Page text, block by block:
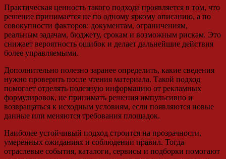
Практическая ценность такого подхода проявляется в том, что
решение принимается не по одному яркому описанию, а по
совокупности факторов: документам, ограничениям,
реальным задачам, бюджету, срокам и возможным рискам. Это
снижает вероятность ошибок и делает дальнейшие действия
более управляемыми.
Дополнительно полезно заранее определить, какие сведения
нужно проверить после чтения материала. Такой подход
помогает отделять полезную информацию от рекламных
формулировок, не принимать решения импульсивно и
возвращаться к исходным условиям, если появляются новые
данные или меняются требования площадок.
Наиболее устойчивый подход строится на прозрачности,
умеренных ожиданиях и соблюдении правил. Тогда
отраслевые события, каталоги, сервисы и подборки помогают